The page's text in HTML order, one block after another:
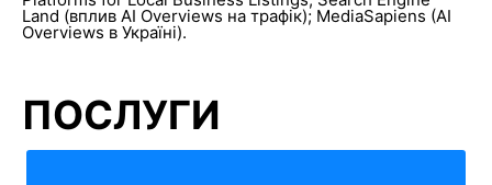
Land (вплив AI Overviews на трафік); MediaSapiens (AI
Overviews в Україні).
ПОСЛУГИ